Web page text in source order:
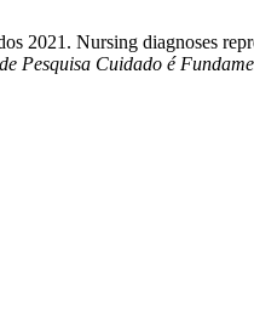
2021. Nursing diagnoses
Pesquisa Cuidado é